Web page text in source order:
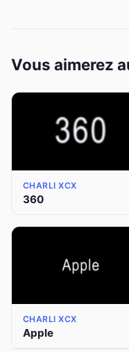
Vous aimerez
CHARLI XCX
360
CHARLI XCX
Apple